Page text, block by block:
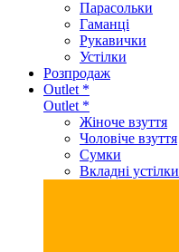
Парасольки
Гаманці
Рукавички
Устілки
Розпродаж
Outlet *
Outlet *
Жіноче взуття
Чоловіче взуття
Сумки
Вкладні устілки